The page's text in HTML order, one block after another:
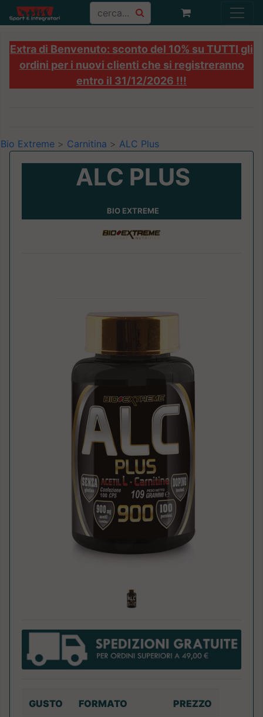
Extra di Benvenuto: sconto del 10% su TUTTI gli
ordini per i nuovi clienti che si registreranno
entro il 31/12/2026 !!!
Bio Extreme > Carnitina > ALC Plus
ALC PLUS
BIO EXTREME
GUSTO FORMATO PREZZO